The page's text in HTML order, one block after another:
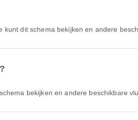
dit schema bekijken en andere
bekijken en andere beschikbare